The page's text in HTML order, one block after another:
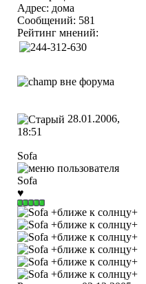
Адрес: дома
Сообщений: 581
Рейтинг мнений:
28.01.2006,
18:51
Sofa
♥